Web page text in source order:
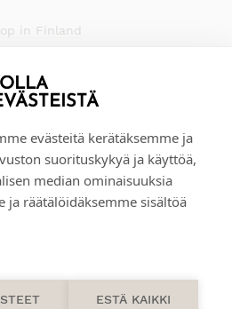
evästeitä kerätäksemme ja
suorituskykyä ja käyttöä,
median ominaisuuksia
ja räätälöidäksemme sisältöä
ESTÄ KAIKKI
in Finland